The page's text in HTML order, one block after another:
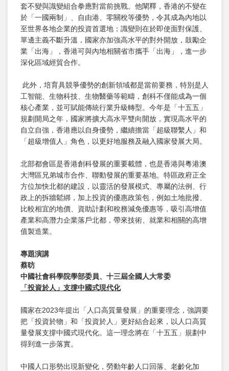
套不變與識變組合拳應對當前挑戰。他闡釋，香港的不變在
於「一國兩制」、自由港、零關稅等優勢，令其成為內地以
至世界各地企業的投資首選地；識變則在於即使面對保護、
單邊主義不斷升溫，國家亦加強高水平的對外開放，鼓勵企
業「出海」，香港可與內地相關省市攜手「出海」，進一步
深化區域經貿合作。
此外，培育具競爭優勢的創新領域都是當前要務，特別是人
工智能、生物科技、生物醫藥等範疇，創科不僅能成為一個
核心產業，並可賦能傳統行業升級轉型。今年是「十五五」
規劃開局之年，國家將擴大高水平雙向開放，實現高水平的
自立自強，香港應以自身優勢，繼續擔當「超級聯繫人」和
「超級增值人」角色，以更好地服務及融入國家發展大局。
北部都會區是香港創科發展的重要載體，也是香港與粵港澳
大灣區兄弟城市合作、聯動發展的重要基地。特區政府正全
方位加快北都的建設，以靈活的發展模式、專屬的法例、行
政上的拆牆鬆綁，加上投資的優惠政策包，例如土地批撥、
比較相宜的地價、資助計劃和稅務減免優惠等，吸引高增值
產業和高潛力企業落戶北都，帶來技術、就業和相關的高增
值製造業。
專題演講
蔡昉
中國社會科學院學部委員、十三屆全國人大常委
「投資於人」支撐中國式現代化
國家在2023年提出「人口高質量發展」的重要理念，強調要
把「投資於物」和「投資於人」更好結合起來，以人口高質
量發展支撐中國式現代化。這一理念將在「十五五」規劃中
得到進一步落實。
中國人口形勢出現新變化，勞動年齡人口回落、老齡化加